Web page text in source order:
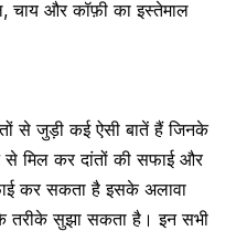
चाय औरकॉफ़ी का इस्तेमाल
से जुड़ी कई ऐसी बातें हैं जिनके
मिल कर दांतों की सफाई और
कर सकता है इसके अलावा
तरीके सुझा सकता है।इन सभी